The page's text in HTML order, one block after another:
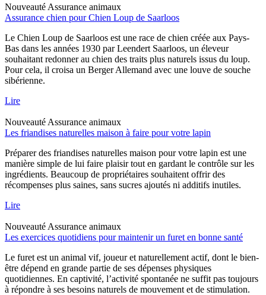
Nouveauté Assurance animaux
Assurance chien pour Chien Loup de Saarloos
Le Chien Loup de Saarloos est une race de chien créée aux Pays-
Bas dans les années 1930 par Leendert Saarloos, un éleveur
souhaitant redonner au chien des traits plus naturels issus du loup.
Pour cela, il croisa un Berger Allemand avec une louve de souche
sibérienne.
Lire
Nouveauté Assurance animaux
Les friandises naturelles maison à faire pour votre lapin
Préparer des friandises naturelles maison pour votre lapin est une
manière simple de lui faire plaisir tout en gardant le contrôle sur les
ingrédients. Beaucoup de propriétaires souhaitent offrir des
récompenses plus saines, sans sucres ajoutés ni additifs inutiles.
Lire
Nouveauté Assurance animaux
Les exercices quotidiens pour maintenir un furet en bonne santé
Le furet est un animal vif, joueur et naturellement actif, dont le bien-
être dépend en grande partie de ses dépenses physiques
quotidiennes. En captivité, l’activité spontanée ne suffit pas toujours
à répondre à ses besoins naturels de mouvement et de stimulation.